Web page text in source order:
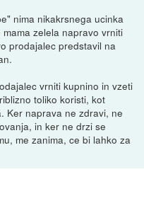
nima nikakrsnega ucinka
zelela napravo vrniti
prodajalec predstavil na
vrniti kupnino in vzeti
toliko koristi, kot
Ker naprava ne zdravi, ne
in ker ne drzi se
me zanima, ce bi lahko za